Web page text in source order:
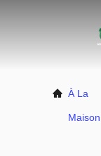
À La
Maison